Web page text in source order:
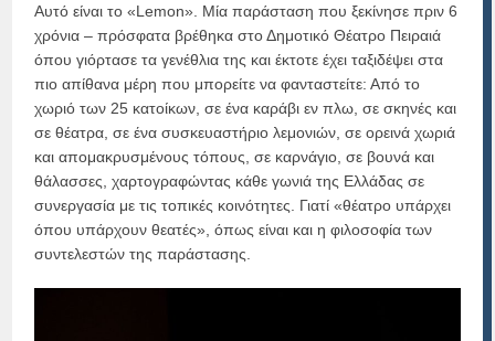
Αυτό είναι το «Lemon». Μία παράσταση που ξεκίνησε πριν 6
χρόνια – πρόσφατα βρέθηκα στο Δημοτικό Θέατρο Πειραιά
όπου γιόρτασε τα γενέθλια της και έκτοτε έχει ταξιδέψει στα
πιο απίθανα μέρη που μπορείτε να φανταστείτε: Από το
χωριό των 25 κατοίκων, σε ένα καράβι εν πλω, σε σκηνές και
σε θέατρα, σε ένα συσκευαστήριο λεμονιών, σε ορεινά χωριά
και απομακρυσμένους τόπους, σε καρνάγιο, σε βουνά και
θάλασσες, χαρτογραφώντας κάθε γωνιά της Ελλάδας σε
συνεργασία με τις τοπικές κοινότητες. Γιατί «θέατρο υπάρχει
όπου υπάρχουν θεατές», όπως είναι και η φιλοσοφία των
συντελεστών της παράστασης.